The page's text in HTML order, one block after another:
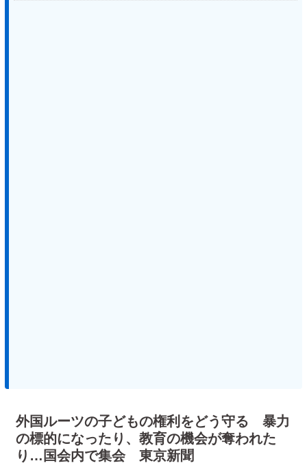
外国ルーツの子どもの権利をどう守る 暴力
の標的になったり、教育の機会が奪われた
り…国会内で集会 東京新聞